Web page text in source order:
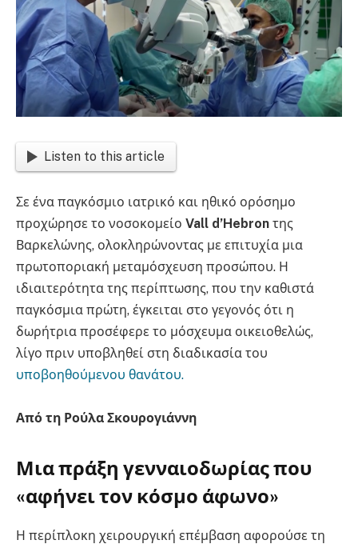
Listen to this article
Σε ένα παγκόσμιο ιατρικό και ηθικό ορόσημο
προχώρησε το νοσοκομείο Vall d’Hebron της
Βαρκελώνης, ολοκληρώνοντας με επιτυχία μια
πρωτοποριακή μεταμόσχευση προσώπου. Η
ιδιαιτερότητα της περίπτωσης, που την καθιστά
παγκόσμια πρώτη, έγκειται στο γεγονός ότι η
δωρήτρια προσέφερε το μόσχευμα οικειοθελώς,
λίγο πριν υποβληθεί στη διαδικασία του
υποβοηθούμενου θανάτου.
Από τη Ρούλα Σκουρογιάννη
Μια πράξη γενναιοδωρίας που
«αφήνει τον κόσμο άφωνο»
Η περίπλοκη χειρουργική επέμβαση αφορούσε τη